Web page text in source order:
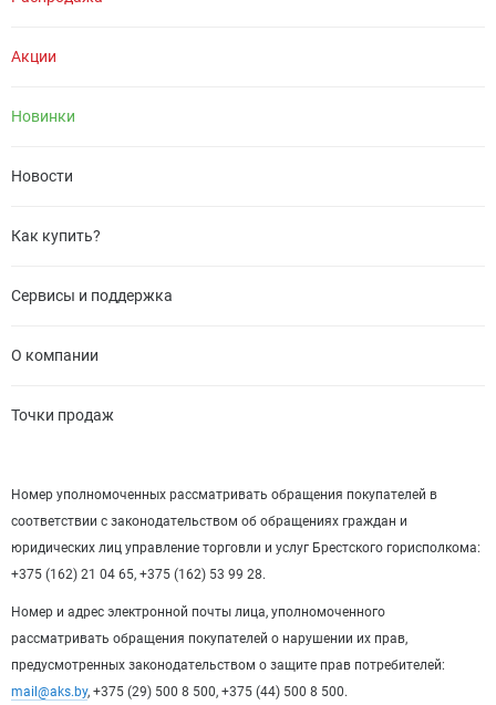
Акции
Новинки
Новости
Как купить?
Сервисы и поддержка
О компании
Точки продаж
Номер уполномоченных рассматривать обращения покупателей в
соответствии с законодательством об обращениях граждан и
юридических лиц управление торговли и услуг Брестского горисполкома:
+375 (162) 21 04 65, +375 (162) 53 99 28.
Номер и адрес электронной почты лица, уполномоченного
рассматривать обращения покупателей о нарушении их прав,
предусмотренных законодательством о защите прав потребителей:
mail@aks.by, +375 (29) 500 8 500, +375 (44) 500 8 500.